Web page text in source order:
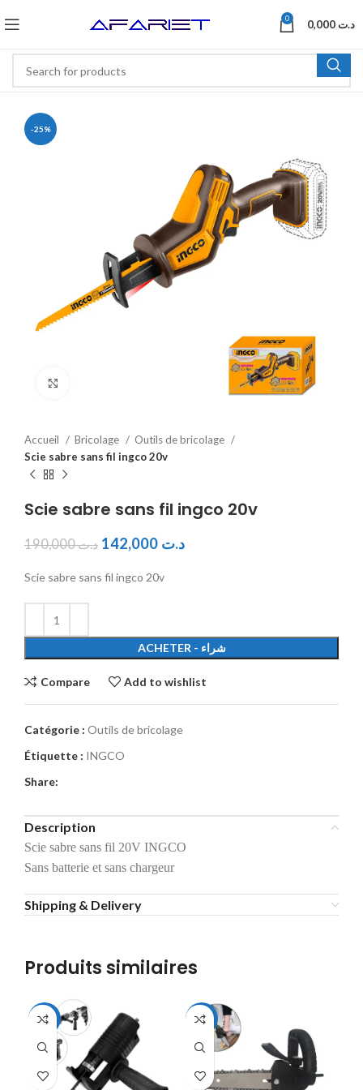
0 د.ت
-25%
Accueil Bricolage
Outils de bricolage
Scie sabre sans fil ingco 20v
Scie sabre sans fil ingco 20v
د.ت190,000 د.ت
Scie sabre sans fil ingco 20v
ACHETER - شراء
Compare Add to wishlist
Catégorie : Outils de bricolage
Étiquette : INGCO
Share:
Description
Scie sabre sans fil 20V INGCO
Sans batterie et sans chargeur
Shipping & Delivery
Produits similaires
-44% -37%